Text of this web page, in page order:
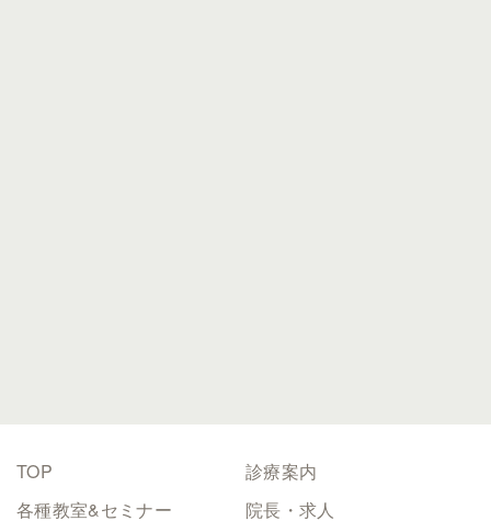
TOP
診療案内
各種教室&セミナー
院長・求人